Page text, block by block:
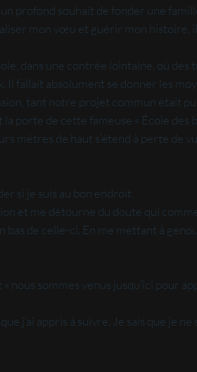
profond souhait de fonder une
mon vœu et guérir mon histoire,
dans une contrée lointaine, où
fallait absolument se donner les
tant notre projet commun était
porte de cette fameuse « École des
mètres de haut s’étend à perte de
si je suis au bon endroit.
et me détourne du doute qui
de celle-ci. En me mettant à
sommes venus jusqu’ici pour
j’ai appris à suivre. Je sais que je ne